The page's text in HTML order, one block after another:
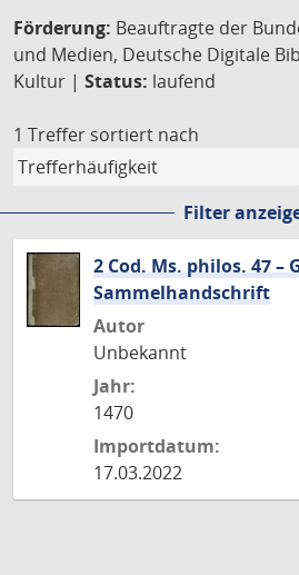
Förderung: Beauftragte der
und Medien, Deutsche Digitale
Kultur | Status: laufend
1 Treffer sortiert nach
Filter
2 Cod. Ms. philos. 47 –
Sammelhandschrift
Autor
Unbekannt
Jahr:
1470
Importdatum:
17.03.2022